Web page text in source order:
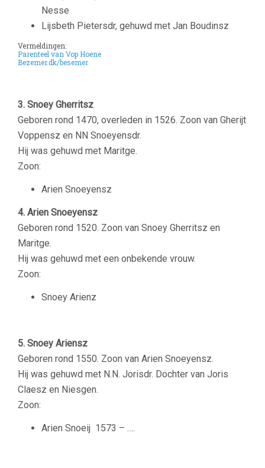
Nesse
Lijsbeth Pietersdr, gehuwd met Jan Boudinsz
Vermeldingen:
Parenteel van Vop Hoene
Bezemer.dk/besemer
3. Snoey Gherritsz
Geboren rond 1470, overleden in 1526. Zoon van Gherijt
Voppensz en NN Snoeyensdr.
Hij was gehuwd met Maritge.
Zoon:
Arien Snoeyensz
4. Arien Snoeyensz
Geboren rond 1520. Zoon van Snoey Gherritsz en
Maritge.
Hij was gehuwd met een onbekende vrouw.
Zoon:
Snoey Arienz
5. Snoey Ariensz
Geboren rond 1550. Zoon van Arien Snoeyensz.
Hij was gehuwd met N.N. Jorisdr. Dochter van Joris
Claesz en Niesgen.
Zoon:
Arien Snoeij 1573 – ….